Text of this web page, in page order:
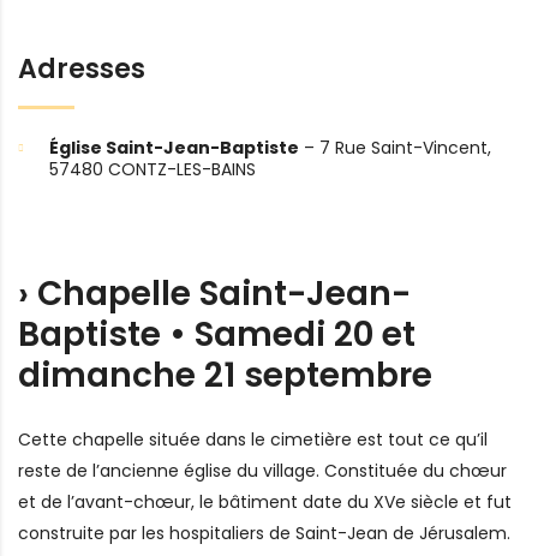
Adresses
Église Saint-Jean-Baptiste – 7 Rue Saint-Vincent,
57480 CONTZ-LES-BAINS
› Chapelle Saint-Jean-
Baptiste • Samedi 20 et
dimanche 21 septembre
Cette chapelle située dans le cimetière est tout ce qu’il
reste de l’ancienne église du village. Constituée du chœur
et de l’avant-chœur, le bâtiment date du XVe siècle et fut
construite par les hospitaliers de Saint-Jean de Jérusalem.